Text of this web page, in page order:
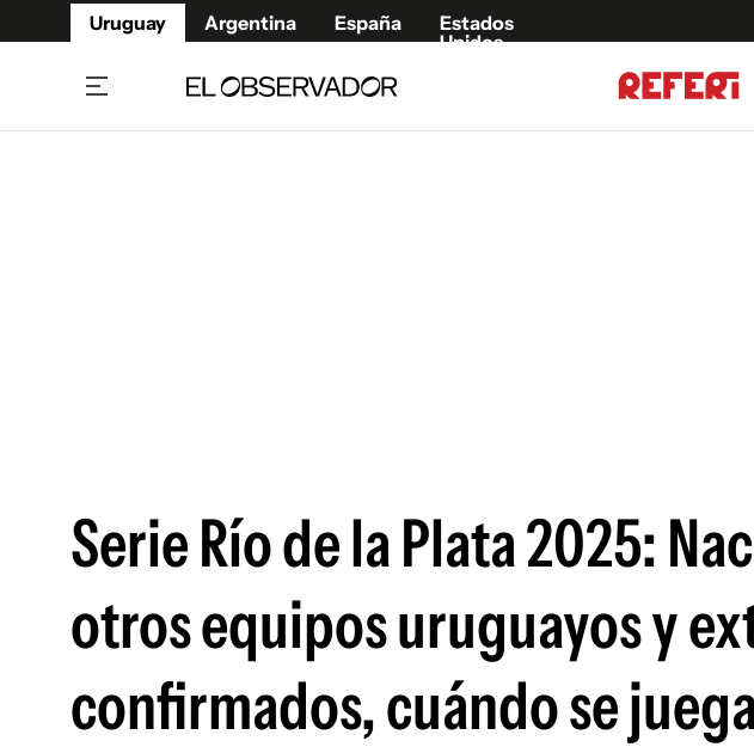
Uruguay Argentina España
Estados
Unidos
Serie Río de la Plata 2025:
otros equipos uruguayos y
confirmados, cuándo se